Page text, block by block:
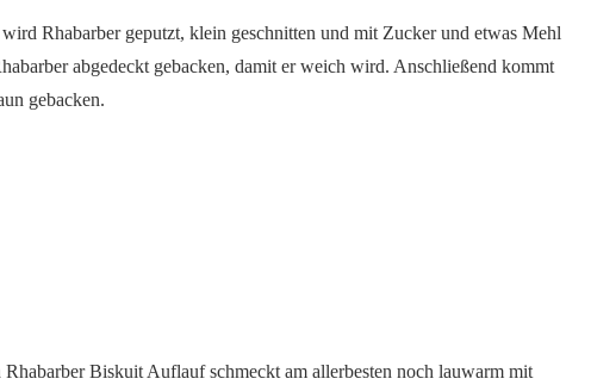
Rhabarber geputzt, klein geschnitten und mit Zucker und etwas Mehl
abgedeckt gebacken, damit er weich wird. Anschließend kommt
gebacken.
Biskuit Auflauf schmeckt am allerbesten noch lauwarm mit